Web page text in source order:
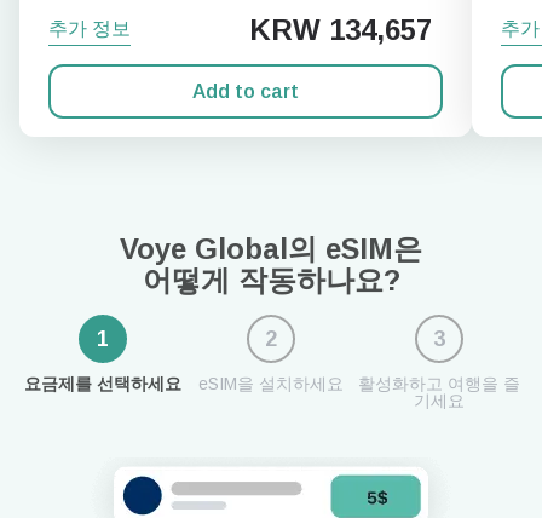
추가 정보 KRW 134,657
Add to cart
추
Voye Global의 eSIM은
어떻게 작동하나요?
1
요금제를 선택하세요
2
eSIM을 설치하세요
3
활성화하고 여행을 즐
기세요